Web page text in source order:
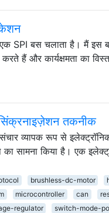
बस चलाता है। मैं इस
हैं और कार्यक्षमता का
सिंक्रनाइज़ेशन तकनीक
व्यापक रूप से
सामना किया है। एक
brushless-dc-motor
microcontroller can
regulator switch-mode-